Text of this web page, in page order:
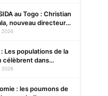
au Togo : Christian
nouveau directeur
2026
Les populations de la
célèbrent dans
Tislim-Difoini,
2026
: les poumons de